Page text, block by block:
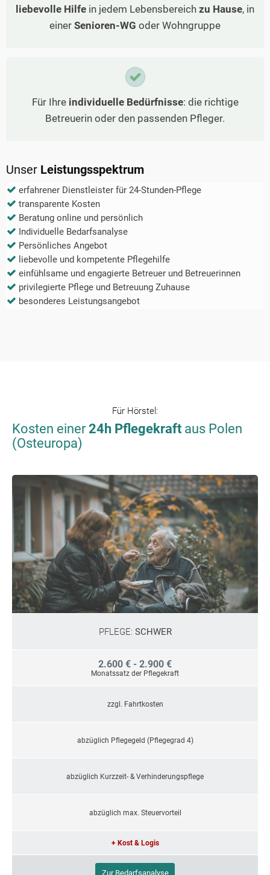
liebevolle Hilfe in jedem Lebensbereich zu Hause, in
einer Senioren-WG oder Wohngruppe
Für Ihre individuelle Bedürfnisse: die richtige
Betreuerin oder den passenden Pfleger.
Unser Leistungsspektrum
erfahrener Dienstleister für 24-Stunden-Pflege
transparente Kosten
Beratung online und persönlich
Individuelle Bedarfsanalyse
Persönliches Angebot
liebevolle und kompetente Pflegehilfe
einfühlsame und engagierte Betreuer und Betreuerinnen
privilegierte Pflege und Betreuung Zuhause
besonderes Leistungsangebot
Für Hörstel :
Kosten einer24h Pflegekraft aus Polen
(Osteuropa)
PFLEGE: SCHWER
2.600 € - 2.900 €
Monatssatz der Pflegekraft
zzgl. Fahrtkosten
abzüglich Pflegegeld (Pflegegrad 4)
abzüglich Kurzzeit- & Verhinderungspflege
abzüglich max. Steuervorteil
+ Kost & Logis
Zur Bedarfsanalyse